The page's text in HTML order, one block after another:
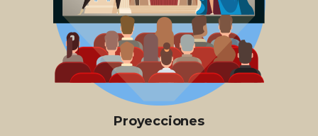
Proyecciones